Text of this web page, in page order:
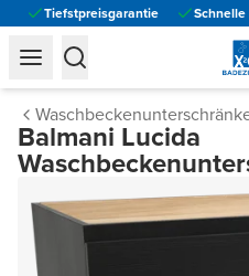
Tiefstpreisgarantie
Balmani Lucida